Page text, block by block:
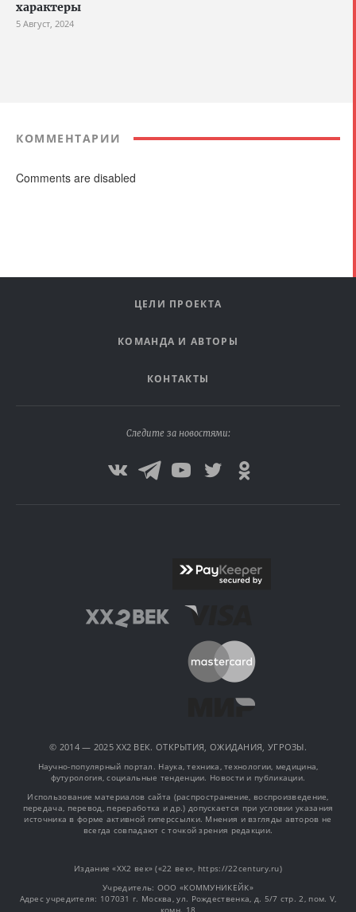
характеры
5 Август, 2024
КОММЕНТАРИИ
Comments are disabled
ЦЕЛИ ПРОЕКТА
КОМАНДА И АВТОРЫ
КОНТАКТЫ
Следите за новостями:
© 2014 — 2025 XX2 ВЕК. ОТКРЫТИЯ, ОЖИДАНИЯ, УГРОЗЫ.
Научно-популярный портал. Наука, техника, технологии, медицина,
футурология, социальные тенденции. Новости и публикации.
Использование материалов сайта (распространение, воспроизведение,
передача, перевод, переработка и др.) допускается при условии указания
источника в форме активной гиперссылки. Мнения и взгляды авторов не
всегда совпадают с точкой зрения редакции.
Издание «XX2 век» («22 век», https://22century.ru)
Учредитель: OOO «КОММУНИКЕЙК»
Адрес учредителя: 107031 г. Москва, ул. Рождественка, д. 5/7 стр. 2, пом. V,
комн. 18